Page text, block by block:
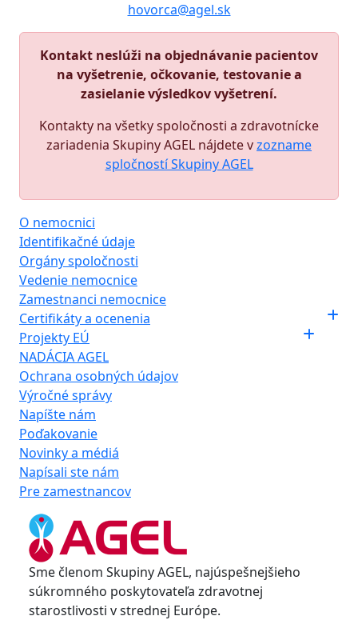
hovorca@agel.sk
Kontakt neslúži na objednávanie pacientov
na vyšetrenie, očkovanie, testovanie a
zasielanie výsledkov vyšetrení.
Kontakty na všetky spoločnosti a zdravotnícke
zariadenia Skupiny AGEL nájdete vzozname
spločností Skupiny AGEL
O nemocnici
Identifikačné údaje
Orgány spoločnosti
Vedenie nemocnice
Zamestnanci nemocnice
Certifikáty a ocenenia
Projekty EÚ
NADÁCIA AGEL
Ochrana osobných údajov
Výročné správy
Napíšte nám
Poďakovanie
Novinky a médiá
Napísali ste nám
Pre zamestnancov
Sme členom Skupiny AGEL, najúspešnejšieho
súkromného poskytovateľa zdravotnej
starostlivosti v strednej Európe.